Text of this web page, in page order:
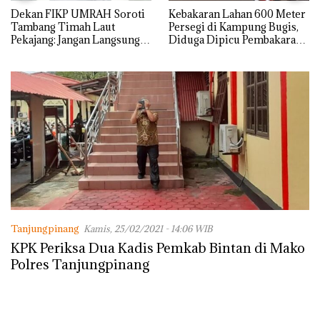
Dekan FIKP UMRAH Soroti
Tambang Timah Laut
Pekajang: Jangan Langsung
Lingkungannya
Kebakaran Lahan 600 Meter
Persegi di Kampung Bugis,
Diduga Dipicu Pembakaran
Tanjungpinang Kamis, 25/02/2021 - 14:06 WIB
KPK Periksa Dua Kadis Pemkab Bintan di Mako
Polres Tanjungpinang